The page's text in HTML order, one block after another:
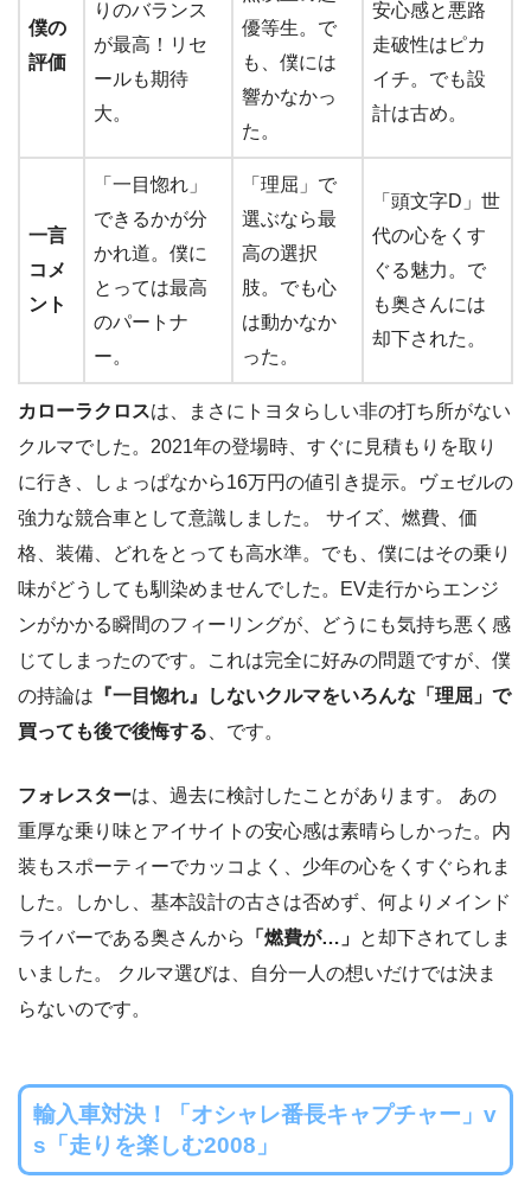
僕の
評価
りのバランス
が最高！リセ
ールも期待
大。
優等生。で
も、僕には
響かなかっ
た。
安心感と悪路
走破性はピカ
イチ。でも設
計は古め。
一言
コメ
ント
「一目惚れ」
できるかが分
かれ道。僕に
とっては最高
のパートナ
ー。
「理屈」で
選ぶなら最
高の選択
肢。でも心
は動かなか
った。
「頭文字D」世
代の心をくす
ぐる魅力。で
も奥さんには
却下された。
カローラクロスは、まさにトヨタらしい非の打ち所がない
クルマでした。2021年の登場時、すぐに見積もりを取り
に行き、しょっぱなから16万円の値引き提示。ヴェゼルの
強力な競合車として意識しました。 サイズ、燃費、価
格、装備、どれをとっても高水準。でも、僕にはその乗り
味がどうしても馴染めませんでした。EV走行からエンジ
ンがかかる瞬間のフィーリングが、どうにも気持ち悪く感
じてしまったのです。これは完全に好みの問題ですが、僕
の持論は 『一目惚れ』しないクルマをいろんな「理屈」で
買っても後で後悔する 、です。
フォレスターは、過去に検討したことがあります。 あの
重厚な乗り味とアイサイトの安心感は素晴らしかった。内
装もスポーティーでカッコよく、少年の心をくすぐられま
した。しかし、基本設計の古さは否めず、何よりメインド
ライバーである奥さんから
「燃費が…」 と却下されてしま
いました。 クルマ選びは、自分一人の想いだけでは決ま
らないのです。
輸入車対決！「オシャレ番長キャプチャー」v
s「走りを楽しむ2008」